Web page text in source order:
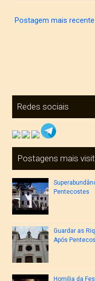
Postagem mais recente
Redes sociais
Postagens mais
Pentecostes
Guardar as
Após
Homilia da